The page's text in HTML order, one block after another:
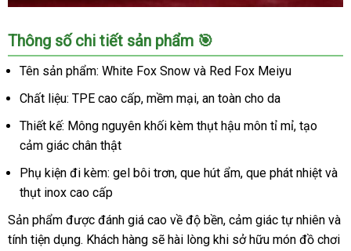
Mông
Quỷ
Mizzzee
Kagayaki
Nguyên
Khối
Thụt
Hậu
Môn
Kích
Thích
Thông số chi tiết sản phẩm 🎯
Tên sản phẩm: White Fox Snow và Red Fox Meiyu
Chất liệu: TPE cao cấp, mềm mại, an toàn cho da
Thiết kế: Mông nguyên khối kèm thụt hậu môn tỉ mỉ, tạo
cảm giác chân thật
Phụ kiện đi kèm: gel bôi trơn, que hút ẩm, que phát nhiệt và
thụt inox cao cấp
Sản phẩm được đánh giá cao về độ bền, cảm giác tự nhiên và
tính tiện dụng. Khách hàng sẽ hài lòng khi sở hữu món đồ chơi